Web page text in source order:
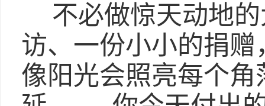
不必做惊天动地
访、一份小小的捐
像阳光会照亮每个